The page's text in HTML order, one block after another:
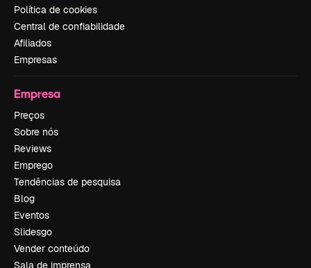
Política de cookies
Central de confiabilidade
Afiliados
Empresas
Empresa
Preços
Sobre nós
Reviews
Emprego
Tendências de pesquisa
Blog
Eventos
Slidesgo
Vender conteúdo
Sala de imprensa